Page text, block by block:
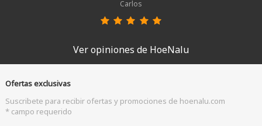
Carlos
Ver opiniones de HoeNalu
Ofertas exclusivas
Suscribete para recibir ofertas y promociones de hoenalu.com
* campo requerido